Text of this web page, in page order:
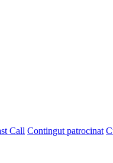
Call Contingut patrocinat